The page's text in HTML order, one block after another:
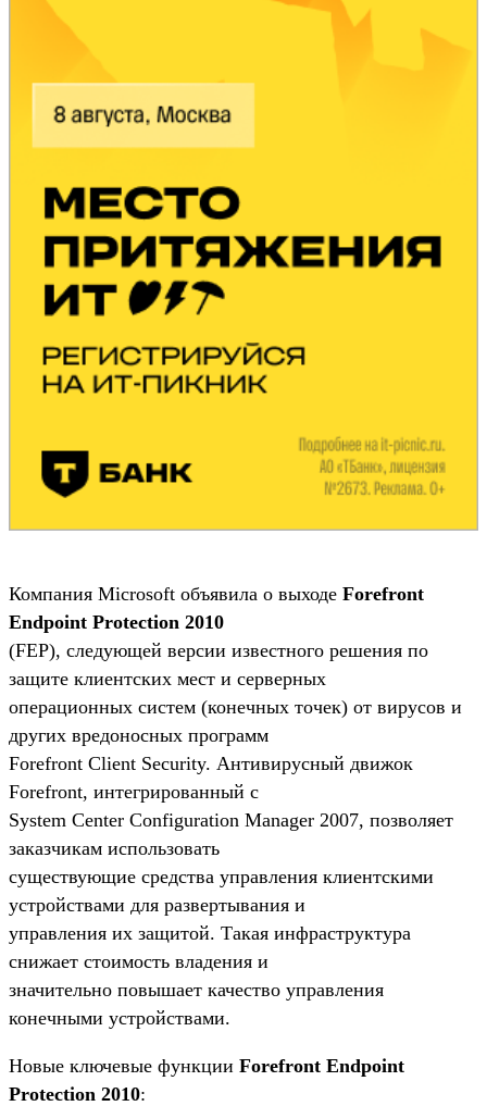
Компания Microsoft объявила о выходе Forefront
Endpoint Protection 2010
(FEP), следующей версии известного решения по
защите клиентских мест и серверных
операционных систем (конечных точек) от вирусов и
других вредоносных программ
Forefront Client Security. Антивирусный движок
Forefront, интегрированный с
System Center Configuration Manager 2007, позволяет
заказчикам использовать
существующие средства управления клиентскими
устройствами для развертывания и
управления их защитой. Такая инфраструктура
снижает стоимость владения и
значительно повышает качество управления
конечными устройствами.
Новые ключевые функции Forefront Endpoint
Protection 2010: